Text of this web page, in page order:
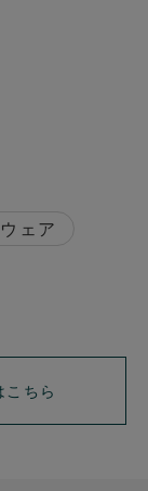
ェア
ちら